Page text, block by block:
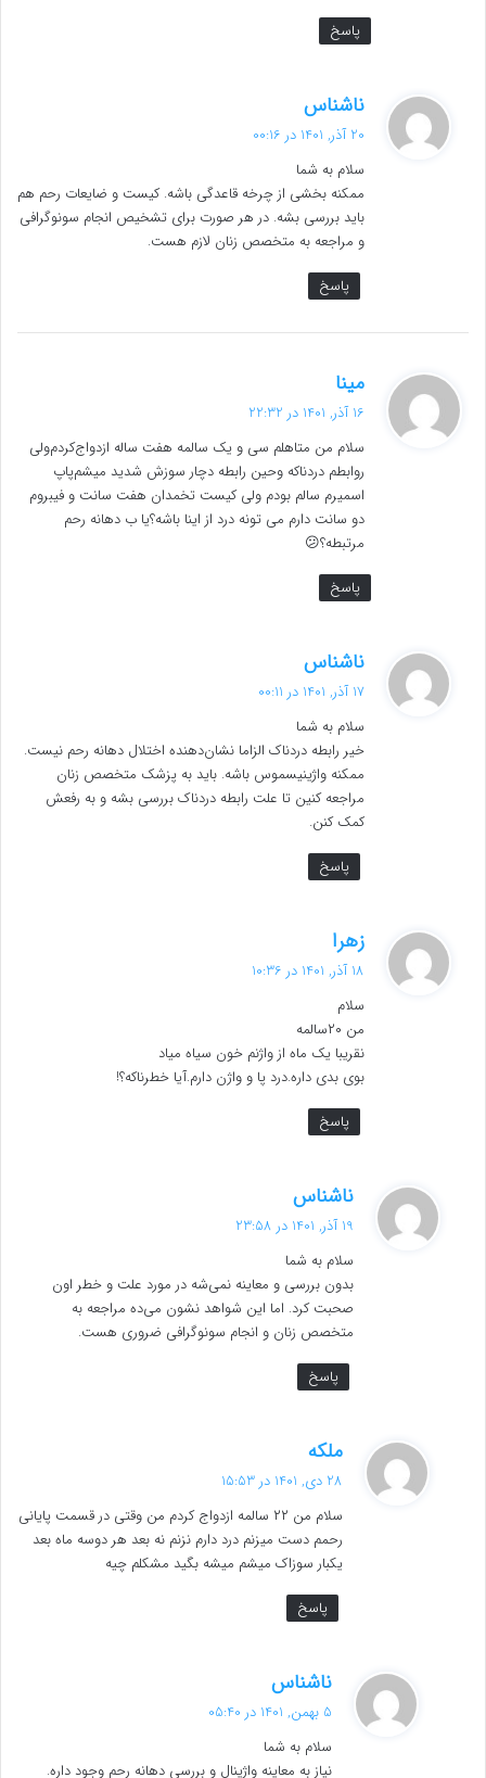
پاسخ
ناشناس
ف
:
20 آذر, 1401 در 00:16
سلام به شما
ممکنه بخشی از چرخه قاعدگی باشه. کیست و ضایعات رحم هم
باید بررسی بشه. در هر صورت برای تشخیص انجام سونوگرافی
و مراجعه به متخصص زنان لازم هست.
پاسخ
مینا
ت
16 آذر, 1401 در 22:32
سلام من متاهلم سی و یک سالمه هفت ساله ازدواج‌کردم‌ولی
روابطم دردناکه و‌حین رابطه دچار سوزش شدید میشم‌پاپ
اسمیرم سالم بودم ولی کیست تخمدان هفت سانت و فیبروم
دو سانت دارم می تونه درد از اینا باشه؟یا ب دهانه رحم
مرتبطه؟😕
پاسخ
ناشناس
:
17 آذر, 1401 در 00:11
سلام به شما
خیر رابطه دردناک الزاما نشان‌دهنده اختلال دهانه رحم نیست.
ممکنه واژینیسموس باشه. باید به پزشک متخصص زنان
مراجعه کنین تا علت رابطه دردناک بررسی بشه و به رفعش
کمک کنن.
پاسخ
زهرا
ت
18 آذر, 1401 در 10:36
سلام
من ۲۰سالمه
نقریبا یک ماه از واژنم خون سیاه میاد
بوی بدی داره.درد پا و واژن دارم.آیا خطرناکه؟!
پاسخ
ناشناس
:
19 آذر, 1401 در 23:58
سلام به شما
بدون بررسی و معاینه نمی‌شه در مورد علت و خطر اون
صحبت کرد. اما این شواهد نشون می‌ده مراجعه به
متخصص زنان و انجام سونوگرافی ضروری هست.
پاسخ
ملکه
ت
:
28 دی, 1401 در 15:53
سلام من ۲۲ سالمه ازدواج کردم من وقتی در قسمت پایانی
رحمم دست میزنم درد دارم نزنم نه بعد هر دوسه ماه بعد
یکبار سوزاک میشم میشه بگید مشکلم چیه
پاسخ
ناشناس
ف
:
5 بهمن, 1401 در 05:40
سلام به شما
نیاز به معاینه واژینال و بررسی دهانه رحم وجود داره.